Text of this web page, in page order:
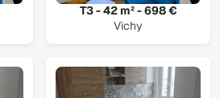
T3 - 42 m² - 698 €
Vichy